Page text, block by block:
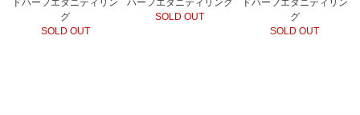
ドハーフエタニティリン
グ
SOLD OUT
ハーフエタニティリング
SOLD OUT
ドハーフエタニティリン
グ
SOLD OUT